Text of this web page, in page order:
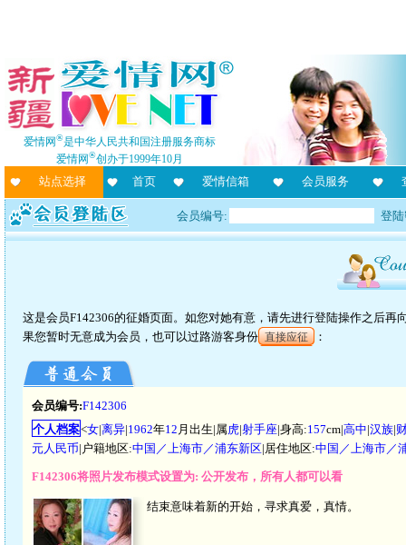
爱情网®是中华人民共和国注册服务商标
爱情网®创办于1999年10月
站点选择 首页 爱情信箱 会员服务
会员编号: 登
这是会员F142306的征婚页面。如您对她有意，请先进行登陆操作之后
果您暂时无意成为会员，也可以过路游客身份 直接应征 ：
会员编号:F142306
个人档案<女|离异|1962年12 月出生|属虎|射手座|身高:157cm|高中|汉族|
元人民币|户籍地区:中国／上海市／浦东新区|居住地区:中国／上海市／
F142306将照片发布模式设置为: 公开发布，所有人都可以看
结束意味着新的开始，寻求真爱，真情。